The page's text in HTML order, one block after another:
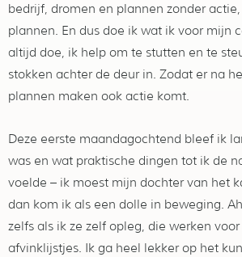
bedrijf, dromen en plannen zonder
plannen. En dus doe ik wat ik voor mijn
altijd doe, ik help om te stutten en te
stokken achter de deur in. Zodat er na
plannen maken ook actie komt.
Deze eerste maandagochtend bleef ik
was en wat praktische dingen tot ik de
voelde – ik moest mijn dochter van het
dan kom ik als een dolle in beweging.
zelfs als ik ze zelf opleg, die werken
afvinklijstjes. Ik ga heel lekker op het